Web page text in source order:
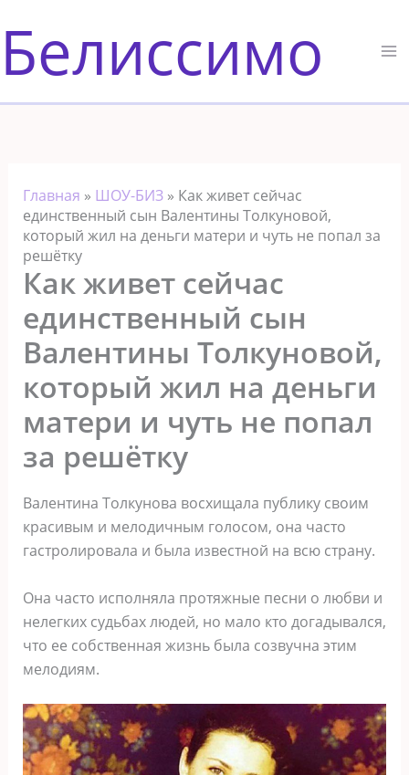
к
содержимому
Белиссимо
Главная » ШОУ-БИЗ» Как живет сейчас
единственный сын Валентины Толкуновой,
который жил на деньги матери и чуть не попал за
решётку
Как живет сейчас
единственный сын
Валентины Толкуновой,
который жил на деньги
матери и чуть не попал
за решётку
Валентина Толкунова восхищала публику своим
красивым и мелодичным голосом, она часто
гастролировала и была известной на всю страну.
Она часто исполняла протяжные песни о любви и
нелегких судьбах людей, но мало кто догадывался,
что ее собственная жизнь была созвучна этим
мелодиям.